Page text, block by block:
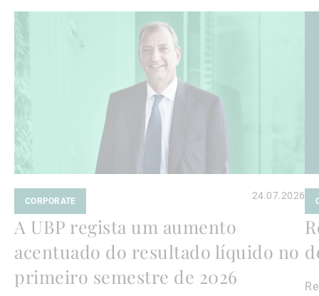
CORPORATE 24.07.2026
A UBP regista um aumento
acentuado do resultado líquido no
primeiro semestre de 2026